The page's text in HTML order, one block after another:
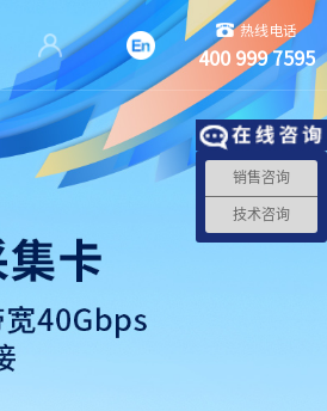
热线电话
400 999 7595
销售咨询
技术咨询